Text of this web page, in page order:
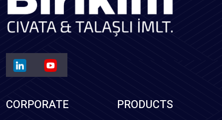
CORPORATE PRODUCTS